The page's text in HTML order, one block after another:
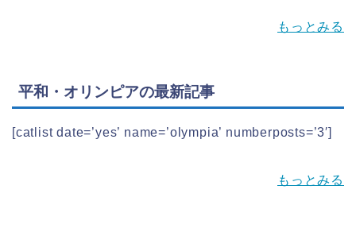
もっとみる
平和・オリンピアの最新記事
[catlist date=’yes’ name=’olympia’ numberposts=’3′]
もっとみる